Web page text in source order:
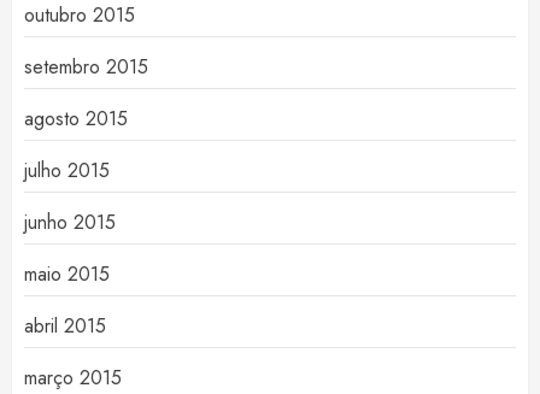
outubro 2015
setembro 2015
agosto 2015
julho 2015
junho 2015
maio 2015
abril 2015
março 2015